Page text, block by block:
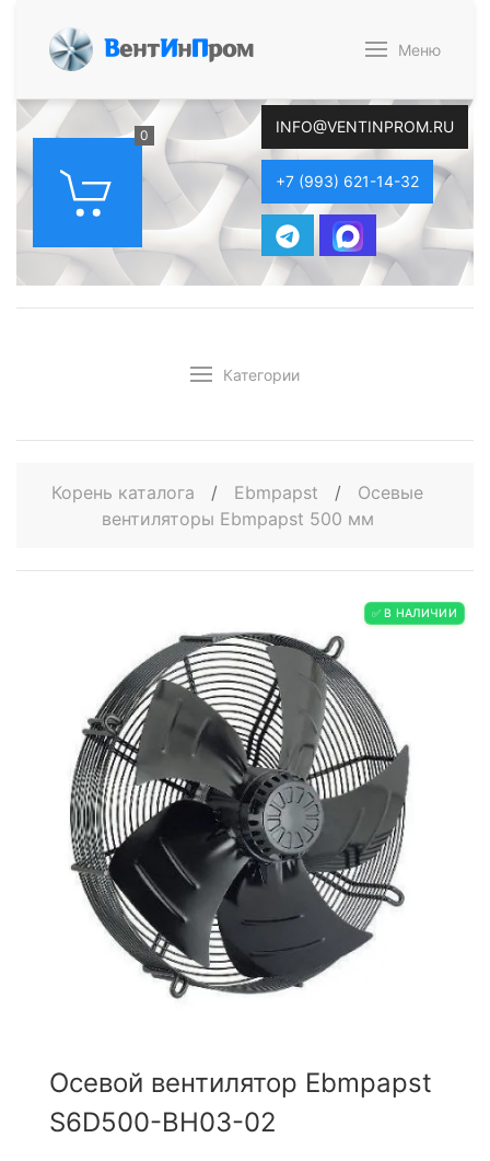
ВентИнПром Меню
0 INFO@VENTINPROM.RU
+7 (993) 621-14-32
Категории
Корень каталога / Ebmpapst /
Осевые
вентиляторы Ebmpapst 500 мм
✅ В НАЛИЧИИ
Осевой вентилятор Ebmpapst
S6D500-BH03-02